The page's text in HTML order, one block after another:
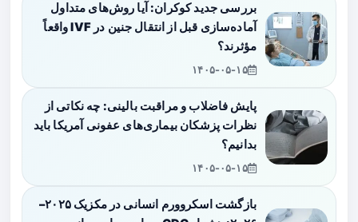
بررسی جدید کوکران: آیا روش‌های متداول
آماده‌سازی قبل از انتقال جنین در IVF واقعاً
مؤثرند؟
۱۴۰۵-۰۵-۱۵
پایش فاضلاب و مراقبت بالینی: چه نکاتی از
نظرات پزشکان بیماری‌های عفونی آمریکا باید
بدانیم؟
۱۴۰۵-۰۵-۱۵
بازگشت اسکروورم انسانی در مکزیک ۲۰۲۵–